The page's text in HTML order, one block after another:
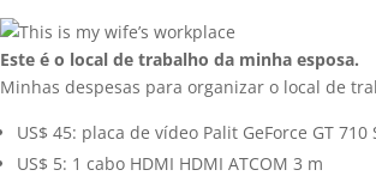
Este é o local de trabalho da minha esposa.
Minhas despesas para organizar o local de
US$ 45: placa de vídeo Palit GeForce GT 710
US$ 5: 1 cabo HDMI HDMI ATCOM 3 m